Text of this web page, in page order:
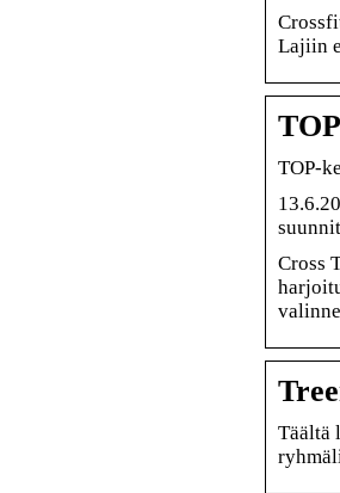
Lajiin
TOP-
Cross
Täältä